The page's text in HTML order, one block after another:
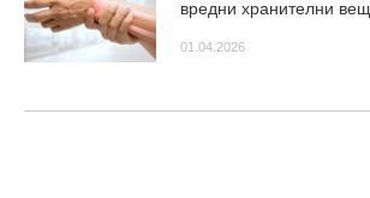
вредни хранителни
01.04.2026